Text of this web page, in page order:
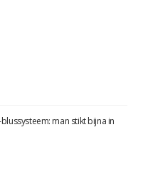
man stikt bijna in